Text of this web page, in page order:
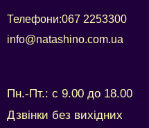
Телефони:067 2253300
info@natashino.com.ua
Пн.-Пт.: с 9.00 до 18.00
Дзвінки без вихідних